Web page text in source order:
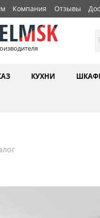
Компания Отзывы
КУХНИ